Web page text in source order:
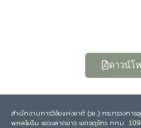
ดาวน์โ
สำนักงานการวิจัยแห่งชาติ (วช.) กระทรวงก
พหลโยธิน แขวงลาดยาว เขตจตุจักร กทม.